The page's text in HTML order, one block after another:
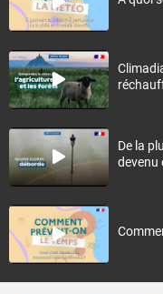
De la
devenu